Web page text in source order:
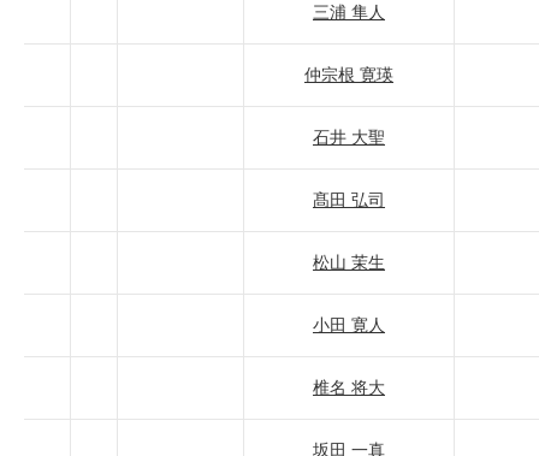
三浦 隼人
仲宗根 寛瑛
石井 大聖
髙田 弘司
松山 茉生
小田 寛人
椎名 将大
坂田 一真